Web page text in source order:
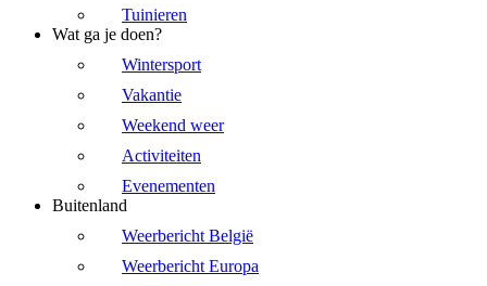
Tuinieren
Wat ga je doen?
Wintersport
Vakantie
Weekend weer
Activiteiten
Evenementen
Buitenland
Weerbericht België
Weerbericht Europa